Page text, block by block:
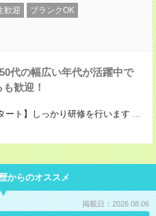
歓迎 ブランクOK
代の幅広い年代が活躍中で
歓迎！
ート】しっかり研修を行います ...
からのオススメ
掲載日：2026.08.06